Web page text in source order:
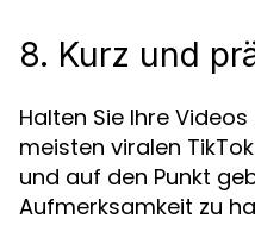
8. Kurz und
Halten Sie Ihre
meisten viralen
und auf den Punkt
Aufmerksamkeit zu